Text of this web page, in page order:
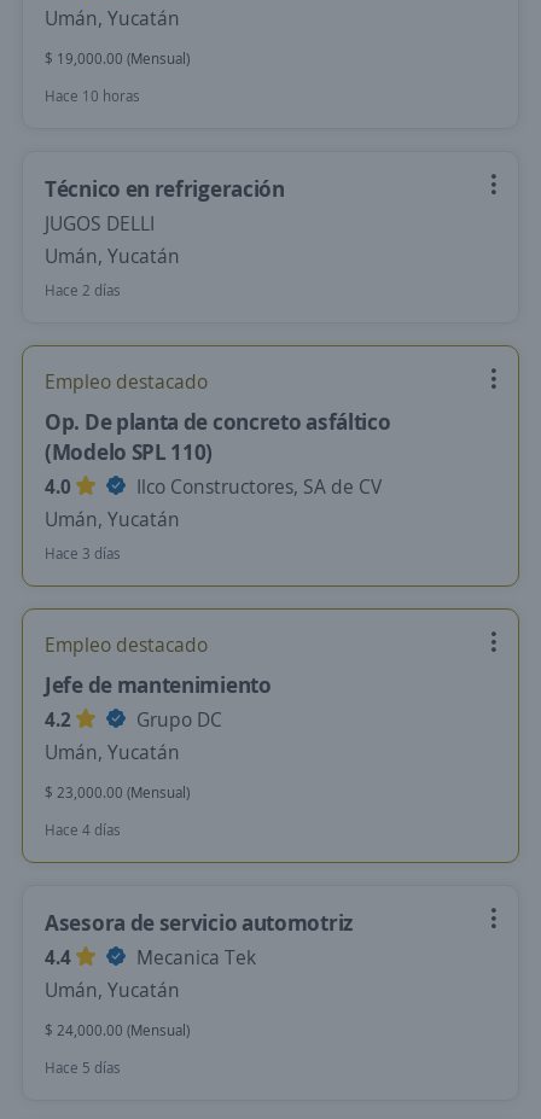
Umán, Yucatán
$ 19,000.00 (Mensual)
Hace 10 horas
Técnico en refrigeración
JUGOS DELLI
Umán, Yucatán
Hace 2 días
Empleo destacado
Op. De planta de concreto asfáltico
(Modelo SPL 110)
4.0
Ilco Constructores, SA de CV
Umán, Yucatán
Hace 3 días
Empleo destacado
Jefe de mantenimiento
4.2
Grupo DC
Umán, Yucatán
$ 23,000.00 (Mensual)
Hace 4 días
Asesora de servicio automotriz
4.4
Mecanica Tek
Umán, Yucatán
$ 24,000.00 (Mensual)
Hace 5 días